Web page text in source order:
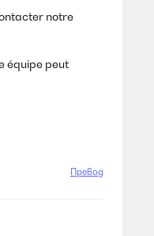
notre
équipe peut
Превод